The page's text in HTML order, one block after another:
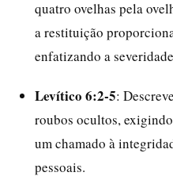
quatro ovelhas pela
a restituição
enfatizando a
Levítico 6:2-5:
roubos ocultos,
um chamado à
pessoais.